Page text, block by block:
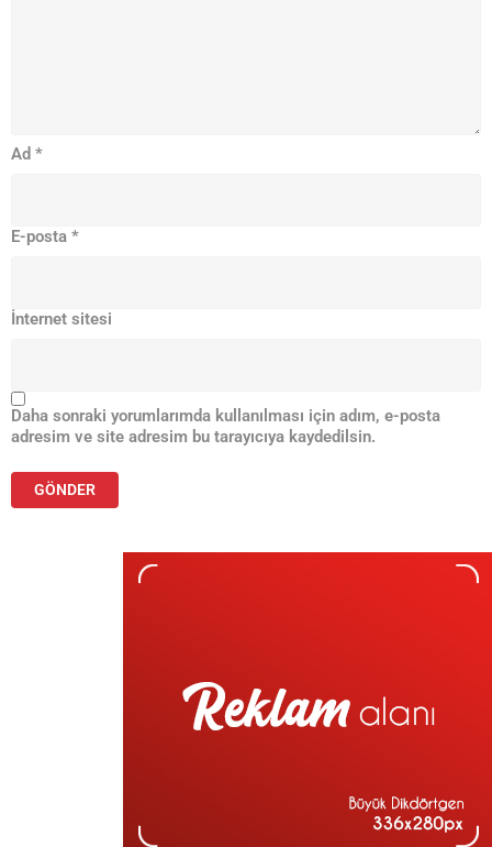
Ad *
E-posta *
İnternet sitesi
Daha sonraki yorumlarımda kullanılması için adım, e-posta
adresim ve site adresim bu tarayıcıya kaydedilsin.